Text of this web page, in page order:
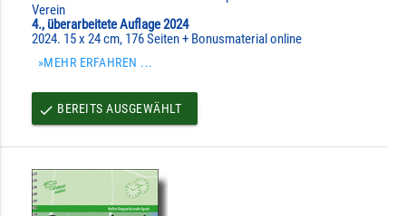
Verein
4., überarbeitete Auflage 2024
2024. 15 x 24 cm, 176 Seiten + Bonusmaterial online
»MEHR ERFAHREN ...
done BEREITS AUSGEWÄHLT